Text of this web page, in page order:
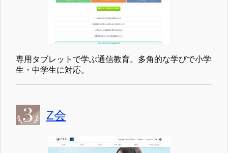
専用タブレットで学ぶ通信教育。多角的な学びで小学
生・中学生に対応。
Z会